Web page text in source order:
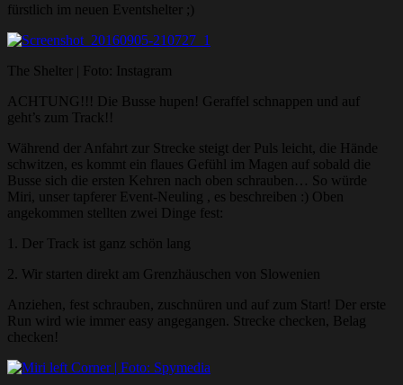
fürstlich im neuen Eventshelter ;)
The Shelter | Foto: Instagram
ACHTUNG!!! Die Busse hupen! Geraffel schnappen und auf
geht’s zum Track!!
Während der Anfahrt zur Strecke steigt der Puls leicht, die Hände
schwitzen, es kommt ein flaues Gefühl im Magen auf sobald die
Busse sich die ersten Kehren nach oben schrauben… So würde
Miri, unser tapferer Event-Neuling , es beschreiben :) Oben
angekommen stellten zwei Dinge fest:
1. Der Track ist ganz schön lang
2. Wir starten direkt am Grenzhäuschen von Slowenien
Anziehen, fest schrauben, zuschnüren und auf zum Start! Der erste
Run wird wie immer easy angegangen. Strecke checken, Belag
checken!